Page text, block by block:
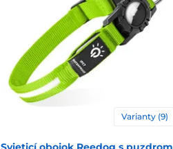
Varianty (9)